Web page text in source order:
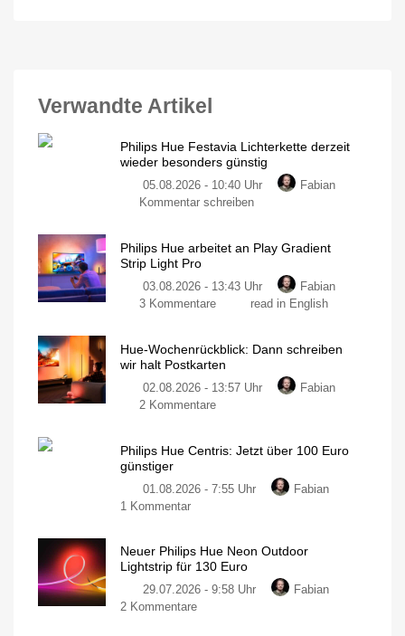
Verwandte Artikel
Philips Hue Festavia Lichterkette derzeit
wieder besonders günstig
05.08.2026 - 10:40 Uhr
Fabian
Kommentar schreiben
Philips Hue arbeitet an Play Gradient
Strip Light Pro
03.08.2026 - 13:43 Uhr
Fabian
3 Kommentare
read in English
Hue-Wochenrückblick: Dann schreiben
wir halt Postkarten
02.08.2026 - 13:57 Uhr
Fabian
2 Kommentare
Philips Hue Centris: Jetzt über 100 Euro
günstiger
01.08.2026 - 7:55 Uhr
Fabian
1 Kommentar
Neuer Philips Hue Neon Outdoor
Lightstrip für 130 Euro
29.07.2026 - 9:58 Uhr
Fabian
2 Kommentare